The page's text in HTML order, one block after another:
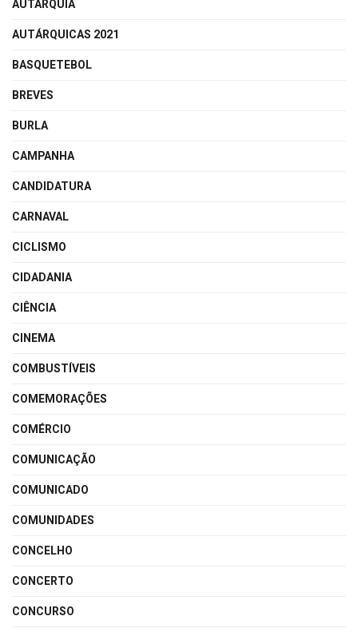
AUTARQUIA
AUTÁRQUICAS 2021
BASQUETEBOL
BREVES
BURLA
CAMPANHA
CANDIDATURA
CARNAVAL
CICLISMO
CIDADANIA
CIÊNCIA
CINEMA
COMBUSTÍVEIS
COMEMORAÇÕES
COMÉRCIO
COMUNICAÇÃO
COMUNICADO
COMUNIDADES
CONCELHO
CONCERTO
CONCURSO